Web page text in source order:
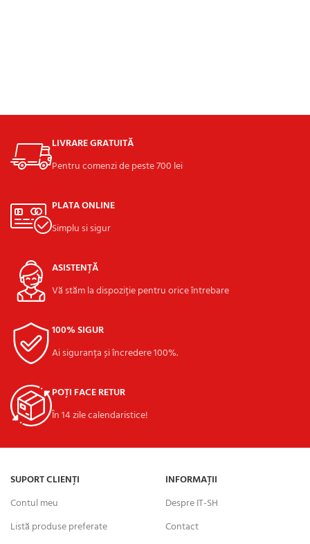
LIVRARE GRATUITĂ
Pentru comenzi de peste 700 lei
PLATA ONLINE
Simplu si sigur
ASISTENȚĂ
Vă stăm la dispoziție pentru orice întrebare
100% SIGUR
Ai siguranța și încredere 100%.
POȚI FACE RETUR
În 14 zile calendaristice!
SUPORT CLIENȚI
Contul meu
Listă produse preferate
INFORMAȚII
Despre IT-SH
Contact